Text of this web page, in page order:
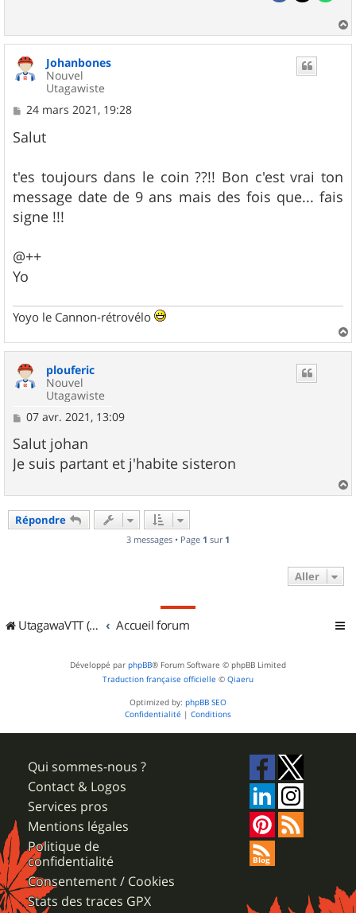
a
Johanbones
Nouvel
Utagawiste
M
s
s
g
e
24 mars 2021, 19:28
Salut
t'es toujours dans le coin ??!! Bon c'est vrai ton
message date de 9 ans mais des fois que... fais
signe !!!
@++
Yo
Yoyo le Cannon-rétrovélo
a
plouferic
Nouvel
Utagawiste
M
s
s
a
e
07 avr. 2021, 13:09
Salut johan
Je suis partant et j'habite sisteron
a
Répondre
3 messages • Page 1 sur 1
Aller
UtagawaVTT (Randos VTT et VTTAE avec traces GPS) Accueil forum
Développé par phpBB® Forum Software © phpBB Limited
Traduction française officielle © Qiaeru
Optimized by: phpBB SEO
Confidentialité | Conditions
Qui sommes-nous ?
Contact & Logos
Services pros
Mentions légales
Politique de
confidentialité
Consentement / Cookies
Stats des traces GPX